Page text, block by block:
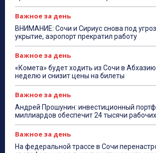
Важное за день
ВНИМАНИЕ: Сочи и Сириус снова под
укрытие, аэропорт прекратил работу
Важное за день
«Комета» будет ходить из Сочи в
неделю и снизит цены на билеты
Важное за день
Андрей Прошунин: инвестиционный
миллиардов обеспечит 24 тысячи
Важное за день
На федеральной трассе в Сочи